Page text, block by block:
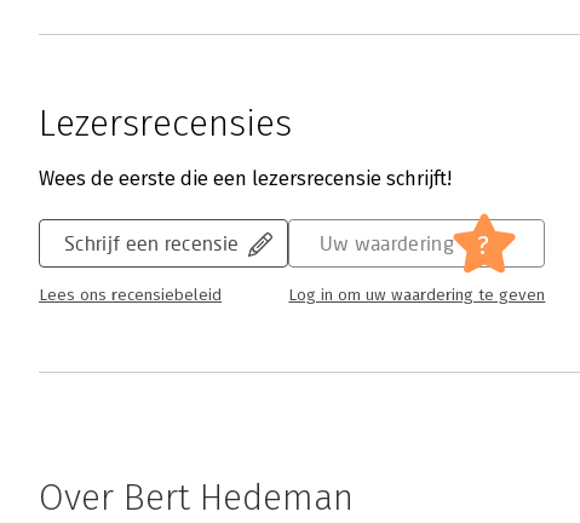
Lezersrecensies
Wees de eerste die een lezersrecensie schrijft!
Schrijf een recensie
Lees ons recensiebeleid
Uw waardering ?
Log in om uw waardering te geven
Over Bert Hedeman